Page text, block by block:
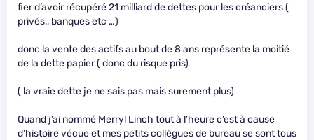
fier d’avoir récupéré 21 milliard de dettes pour les créanciers (
privés,, banques etc …)
donc la vente des actifs au bout de 8 ans représente la moitié
de la dette papier ( donc du risque pris)
( la vraie dette je ne sais pas mais surement plus)
Quand j’ai nommé Merryl Linch tout à l’heure c’est à cause
d’histoire vécue et mes petits collègues de bureau se sont tous